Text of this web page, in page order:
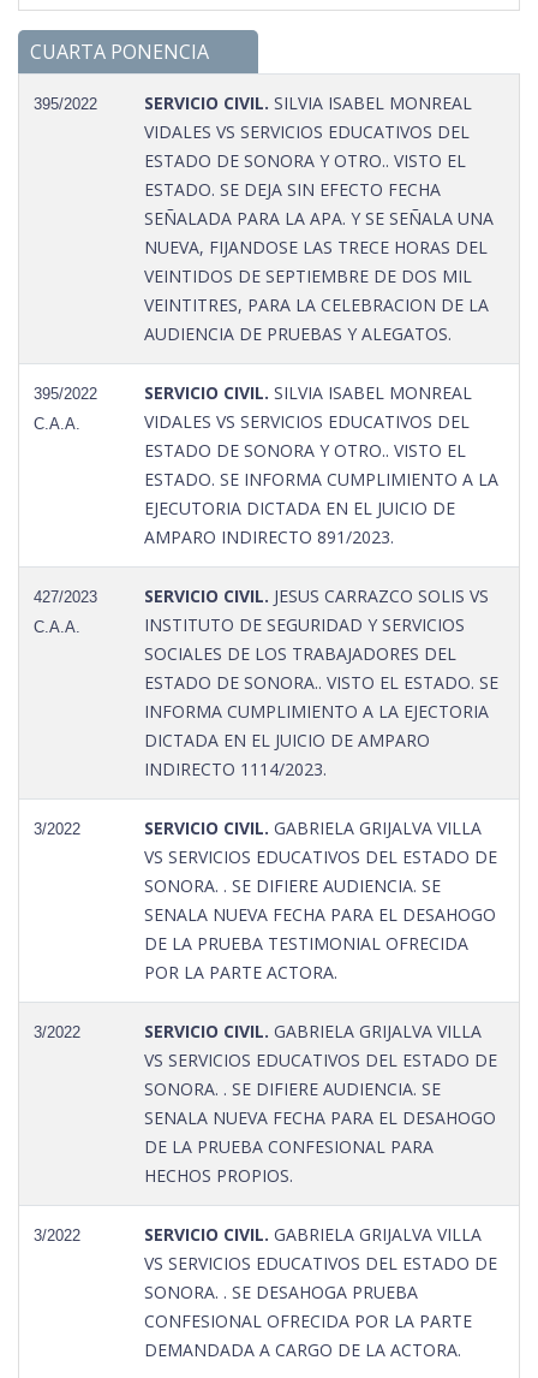
CUARTA PONENCIA
395/2022 SERVICIO CIVIL. SILVIA ISABEL MONREAL
VIDALES VS SERVICIOS EDUCATIVOS DEL
ESTADO DE SONORA Y OTRO.. VISTO EL
ESTADO. SE DEJA SIN EFECTO FECHA
SEÑALADA PARA LA APA. Y SE SEÑALA UNA
NUEVA, FIJANDOSE LAS TRECE HORAS DEL
VEINTIDOS DE SEPTIEMBRE DE DOS MIL
VEINTITRES, PARA LA CELEBRACION DE LA
AUDIENCIA DE PRUEBAS Y ALEGATOS.
395/2022
C.A.A.
SERVICIO CIVIL. SILVIA ISABEL MONREAL
VIDALES VS SERVICIOS EDUCATIVOS DEL
ESTADO DE SONORA Y OTRO.. VISTO EL
ESTADO. SE INFORMA CUMPLIMIENTO A LA
EJECUTORIA DICTADA EN EL JUICIO DE
AMPARO INDIRECTO 891/2023.
427/2023
C.A.A.
SERVICIO CIVIL. JESUS CARRAZCO SOLIS VS
INSTITUTO DE SEGURIDAD Y SERVICIOS
SOCIALES DE LOS TRABAJADORES DEL
ESTADO DE SONORA.. VISTO EL ESTADO. SE
INFORMA CUMPLIMIENTO A LA EJECTORIA
DICTADA EN EL JUICIO DE AMPARO
INDIRECTO 1114/2023.
3/2022 SERVICIO CIVIL. GABRIELA GRIJALVA VILLA
VS SERVICIOS EDUCATIVOS DEL ESTADO DE
SONORA. . SE DIFIERE AUDIENCIA. SE
SENALA NUEVA FECHA PARA EL DESAHOGO
DE LA PRUEBA TESTIMONIAL OFRECIDA
POR LA PARTE ACTORA.
3/2022 SERVICIO CIVIL. GABRIELA GRIJALVA VILLA
VS SERVICIOS EDUCATIVOS DEL ESTADO DE
SONORA. . SE DIFIERE AUDIENCIA. SE
SENALA NUEVA FECHA PARA EL DESAHOGO
DE LA PRUEBA CONFESIONAL PARA
HECHOS PROPIOS.
3/2022 SERVICIO CIVIL. GABRIELA GRIJALVA VILLA
VS SERVICIOS EDUCATIVOS DEL ESTADO DE
SONORA. . SE DESAHOGA PRUEBA
CONFESIONAL OFRECIDA POR LA PARTE
DEMANDADA A CARGO DE LA ACTORA.